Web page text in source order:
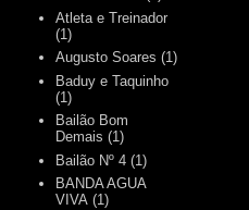
Atleta e Treinador
(1)
Augusto Soares (1)
Baduy e Taquinho
(1)
Bailão Bom
Demais (1)
Bailão Nº 4 (1)
BANDA AGUA
VIVA (1)